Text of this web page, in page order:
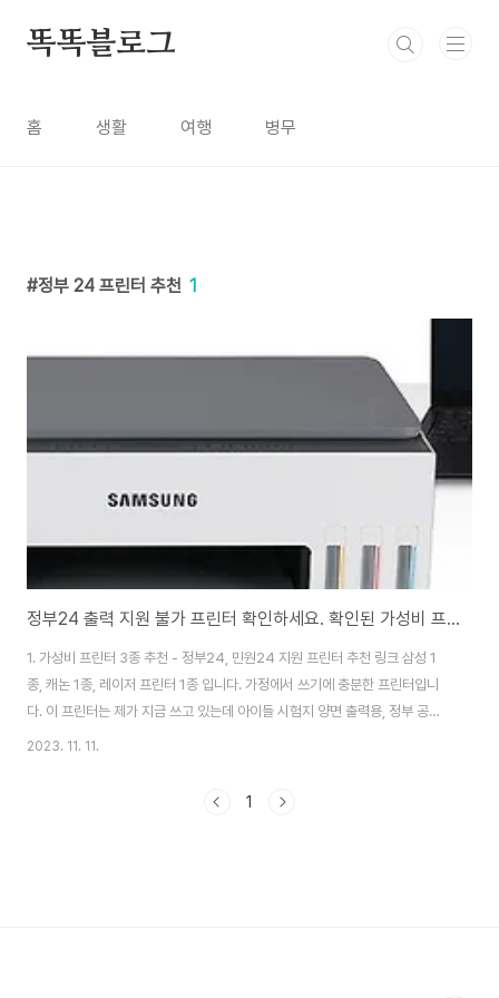
똑똑블로그
홈 생활 여행 병무
정부 24 프린터 추천 1
정부24 출력 지원 불가 프린터 확인하세요. 확인된 가성비 프린터 추천합니다. 업데이트 2023.11월
1. 가성비 프린터 3종 추천 - 정부24, 민원24 지원 프린터 추천 링크 삼성 1
종, 캐논 1종, 레이저 프린터 1종 입니다. 가정에서 쓰기에 충분한 프린터입니
다. 이 프린터는 제가 지금 쓰고 있는데 아이들 시험지 양면 출력용, 정부 공문
서 출력용, 양면 출력에 잉크 무한충전도 가능하고 저렴해서 잘 쓰고 있습니다.
버] - 아래 프린터는 공식적으로 지원안된다고 공지된 리스트 입니다. 용도 확
2023. 11. 11.
1